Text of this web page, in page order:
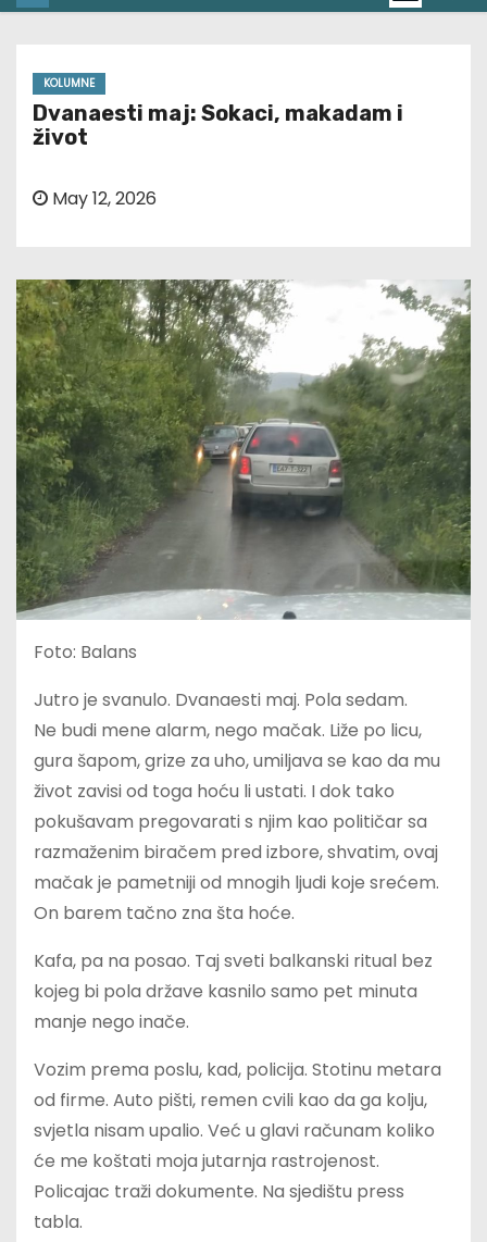
KOLUMNE
Dvanaesti maj: Sokaci, makadam i
život
May 12, 2026
Foto: Balans
Jutro je svanulo. Dvanaesti maj. Pola sedam.
Ne budi mene alarm, nego mačak. Liže po licu,
gura šapom, grize za uho, umiljava se kao da mu
život zavisi od toga hoću li ustati. I dok tako
pokušavam pregovarati s njim kao političar sa
razmaženim biračem pred izbore, shvatim, ovaj
mačak je pametniji od mnogih ljudi koje srećem.
On barem tačno zna šta hoće.
Kafa, pa na posao. Taj sveti balkanski ritual bez
kojeg bi pola države kasnilo samo pet minuta
manje nego inače.
Vozim prema poslu, kad, policija. Stotinu metara
od firme. Auto pišti, remen cvili kao da ga kolju,
svjetla nisam upalio. Već u glavi računam koliko
će me koštati moja jutarnja rastrojenost.
Policajac traži dokumente. Na sjedištu press
tabla.